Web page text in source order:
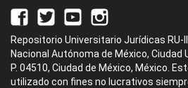
Repositorio Universitario Jurídicas RU-
Nacional Autónoma de México, Ciudad
P. 04510, Ciudad de México, México.
utilizado con fines no lucrativos